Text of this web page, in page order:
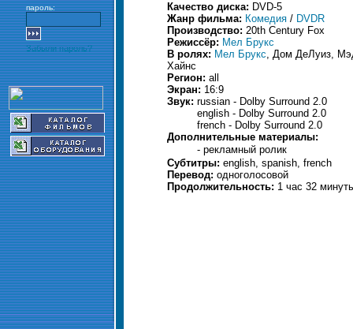
пароль:
Забыли пароль?
Качество диска: DVD-5
Жанр фильма: Комедия / DVDR
Производство: 20th Century Fox
Режиссёр: Мел Брукс
В ролях: Мел Брукс, Дом ДеЛуиз,
Хайнс
Регион: all
Экран: 16:9
Звук: russian - Dolby Surround 2.0
english - Dolby Surround 2.0
french - Dolby Surround 2.0
Дополнительные материалы:
- рекламный ролик
Субтитры: english, spanish, french
Перевод: одноголосовой
Продолжительность: 1 час 32